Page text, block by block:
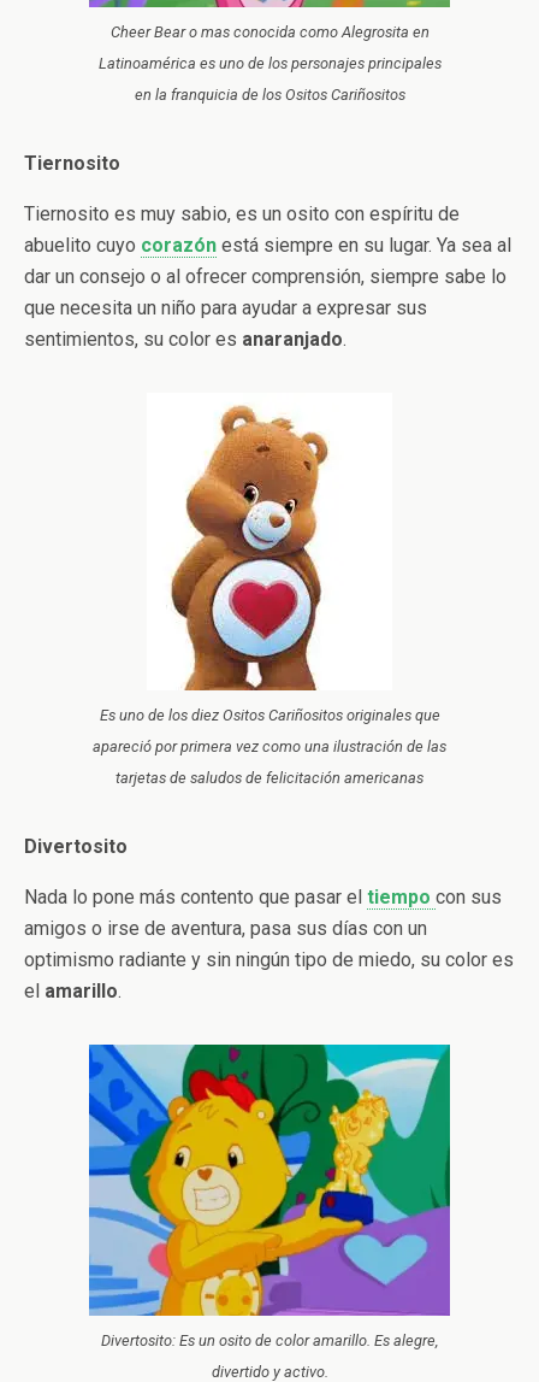
Cheer Bear o mas conocida como Alegrosita en
Latinoamérica es uno de los personajes principales
en la franquicia de los Ositos Cariñositos
Tiernosito
Tiernosito es muy sabio, es un osito con espíritu de
abuelito cuyo corazón está siempre en su lugar. Ya sea al
dar un consejo o al ofrecer comprensión, siempre sabe lo
que necesita un niño para ayudar a expresar sus
sentimientos, su color es anaranjado.
Es uno de los diez Ositos Cariñositos originales que
apareció por primera vez como una ilustración de las
tarjetas de saludos de felicitación americanas
Divertosito
Nada lo pone más contento que pasar el tiempo con sus
amigos o irse de aventura, pasa sus días con un
optimismo radiante y sin ningún tipo de miedo, su color es
el amarillo.
Divertosito: Es un osito de color amarillo. Es alegre,
divertido y activo.